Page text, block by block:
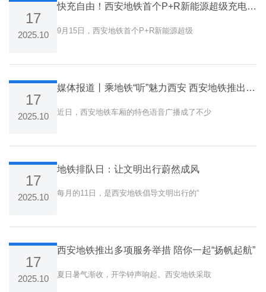
17
2025.10
快充自由！西安地铁首个P+R新能源超级充电站开业试运营
9月15日，西安地铁首个P+R新能源超级
17
2025.10
媒体报道丨乘地铁“听”魅力西安 西安地铁推出特色语音广播
近日，西安地铁车厢的特色语音广播成了不少
17
2025.10
地铁排队日：让文明出行蔚然成风
每月的11日，是西安地铁倡导文明出行的“
17
2025.10
西安地铁推出多项服务举措 陪你一起“扬帆起航”
夏日暑气渐收，开学钟声响起。西安地铁采取